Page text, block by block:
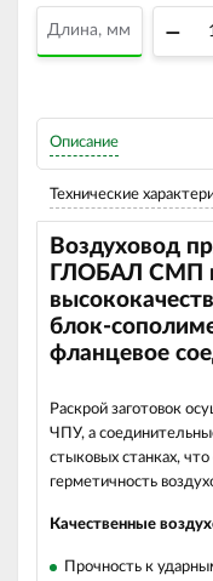
–
Описание
Технические
Воздуховод
ГЛОБАЛ СМП
блок-
фланцевое
Раскрой заготовок
ЧПУ, а
стыковых станках,
герметичность
Качественные
Прочность к